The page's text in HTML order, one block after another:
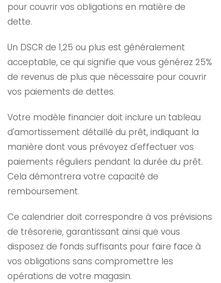
pour couvrir vos obligations en matière de
dette.
Un DSCR de 1,25 ou plus est généralement
acceptable, ce qui signifie que vous générez 25%
de revenus de plus que nécessaire pour couvrir
vos paiements de dettes.
Votre modèle financier doit inclure un tableau
d'amortissement détaillé du prêt, indiquant la
manière dont vous prévoyez d'effectuer vos
paiements réguliers pendant la durée du prêt.
Cela démontrera votre capacité de
remboursement.
Ce calendrier doit correspondre à vos prévisions
de trésorerie, garantissant ainsi que vous
disposez de fonds suffisants pour faire face à
vos obligations sans compromettre les
opérations de votre magasin.